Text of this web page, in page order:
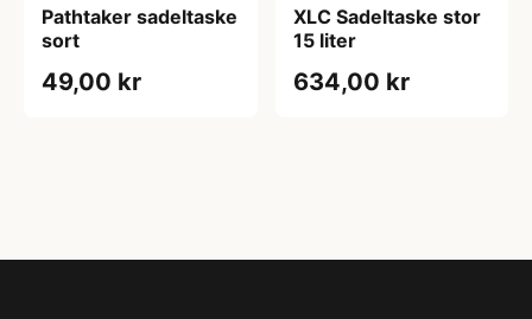
Pathtaker sadeltaske
sort
49,00 kr
XLC Sadeltaske stor
15 liter
634,00 kr